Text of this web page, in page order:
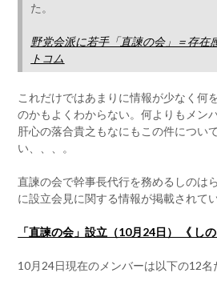
た。
野党会派に若手「直諫の会」＝存在
トコム
これだけではあまりに情報が少なく何
のかもよくわからない。何よりもメン
肝心の落合貴之もなにもこの件につい
い、、、。
直諫の会で幹事長代行を務めるしのは
に設立会見に関する情報が掲載されてい
「直諫の会」設立（10月24日） 《 し
10月24日現在のメンバーは以下の12名